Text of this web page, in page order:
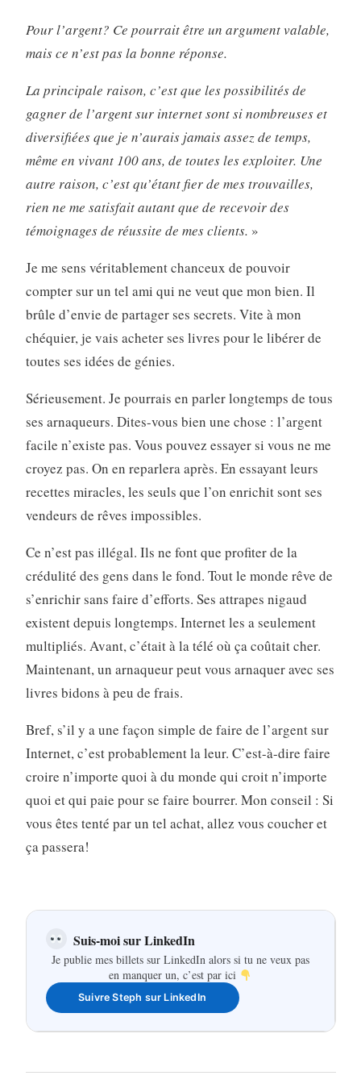
Pour l’argent? Ce pourrait être un argument valable,
mais ce n’est pas la bonne réponse.
La principale raison, c’est que les possibilités de
gagner de l’argent sur internet sont si nombreuses et
diversifiées que je n’aurais jamais assez de temps,
même en vivant 100 ans, de toutes les exploiter. Une
autre raison, c’est qu’étant fier de mes trouvailles,
rien ne me satisfait autant que de recevoir des
témoignages de réussite de mes clients. »
Je me sens véritablement chanceux de pouvoir
compter sur un tel ami qui ne veut que mon bien. Il
brûle d’envie de partager ses secrets. Vite à mon
chéquier, je vais acheter ses livres pour le libérer de
toutes ses idées de génies.
Sérieusement. Je pourrais en parler longtemps de tous
ses arnaqueurs. Dites-vous bien une chose : l’argent
facile n’existe pas. Vous pouvez essayer si vous ne me
croyez pas. On en reparlera après. En essayant leurs
recettes miracles, les seuls que l’on enrichit sont ses
vendeurs de rêves impossibles.
Ce n’est pas illégal. Ils ne font que profiter de la
crédulité des gens dans le fond. Tout le monde rêve de
s’enrichir sans faire d’efforts. Ses attrapes nigaud
existent depuis longtemps. Internet les a seulement
multipliés. Avant, c’était à la télé où ça coûtait cher.
Maintenant, un arnaqueur peut vous arnaquer avec ses
livres bidons à peu de frais.
Bref, s’il y a une façon simple de faire de l’argent sur
Internet, c’est probablement la leur. C’est-à-dire faire
croire n’importe quoi à du monde qui croit n’importe
quoi et qui paie pour se faire bourrer. Mon conseil : Si
vous êtes tenté par un tel achat, allez vous coucher et
ça passera!
Suis-moi sur LinkedIn
Je publie mes billets sur LinkedIn alors si tu ne veux pas
en manquer un, c’est par ici
Suivre Steph sur LinkedIn